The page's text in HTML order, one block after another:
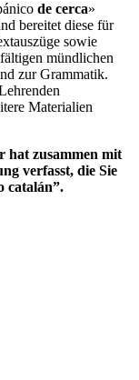
de cerca»
bereitet diese für
sowie
mündlichen
zur Grammatik.
Materialien
hat zusammen mit
verfasst, die Sie
catalán”.